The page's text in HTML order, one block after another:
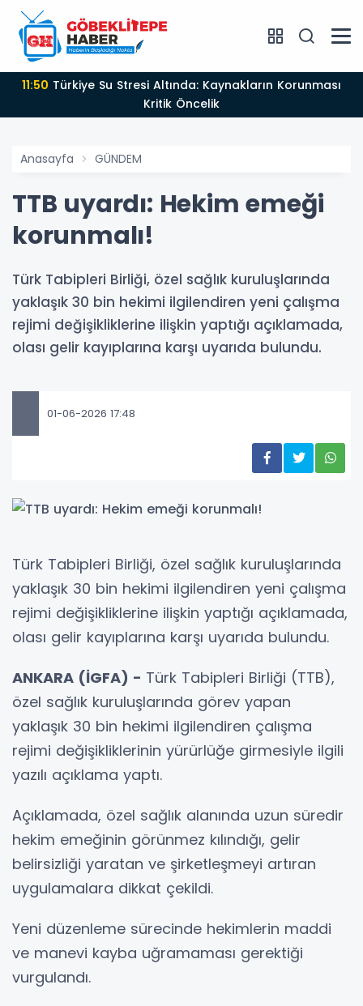
11:50
Kritik Öncelik
Anasayfa GÜNDEM
TTB uyardı: Hekim emeği
korunmalı!
Türk Tabipleri Birliği, özel sağlık kuruluşlarında
yaklaşık 30 bin hekimi ilgilendiren yeni çalışma
rejimi değişikliklerine ilişkin yaptığı açıklamada,
olası gelir kayıplarına karşı uyarıda bulundu.
01-06-2026 17:48
Türk Tabipleri Birliği, özel sağlık kuruluşlarında
yaklaşık 30 bin hekimi ilgilendiren yeni çalışma
rejimi değişikliklerine ilişkin yaptığı açıklamada,
olası gelir kayıplarına karşı uyarıda bulundu.
ANKARA (İGFA) - Türk Tabipleri Birliği (TTB),
özel sağlık kuruluşlarında görev yapan
yaklaşık 30 bin hekimi ilgilendiren çalışma
rejimi değişikliklerinin yürürlüğe girmesiyle ilgili
yazılı açıklama yaptı.
Açıklamada, özel sağlık alanında uzun süredir
hekim emeğinin görünmez kılındığı, gelir
belirsizliği yaratan ve şirketleşmeyi artıran
uygulamalara dikkat çekildi.
Yeni düzenleme sürecinde hekimlerin maddi
ve manevi kayba uğramaması gerektiği
vurgulandı.